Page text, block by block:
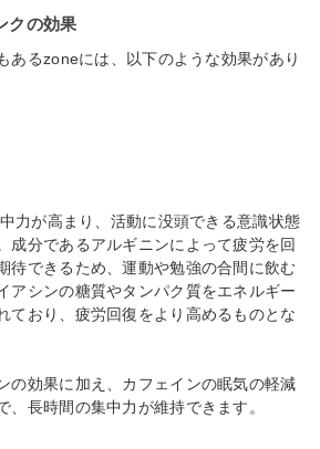
クの効果
あるzoneには、以下のような効果があり
力が高まり、活動に没頭できる意識状態
成分であるアルギニンによって疲労を回
待できるため、運動や勉強の合間に飲む
アシンの糖質やタンパク質をエネルギー
ており、疲労回復をより高めるものとな
の効果に加え、カフェインの眠気の軽減
、長時間の集中力が維持できます。